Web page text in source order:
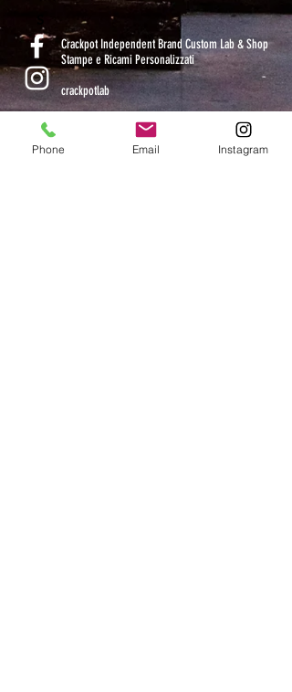
Crackpot Independent Brand Custom Lab & Shop
Stampe e Ricami Personalizzati
crackpotlab
Phone Email Instagram